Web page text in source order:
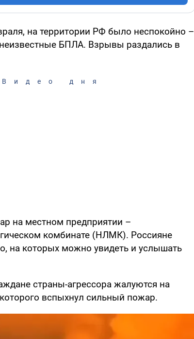
на территории РФ было неспокойно –
БПЛА. Взрывы раздались в
Видео дня
на местном предприятии –
комбинате (НЛМК). Россияне
на которых можно увидеть и услышать
страны-агрессора жалуются на
вспыхнул сильный пожар.